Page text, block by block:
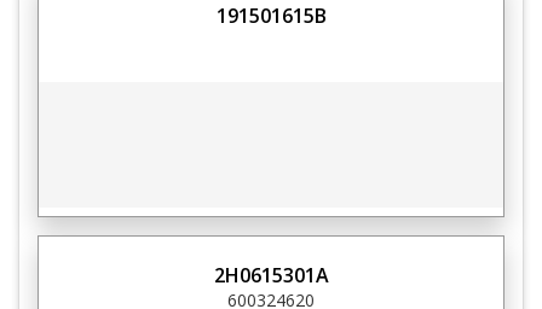
191501615B
2H0615301A
600324620